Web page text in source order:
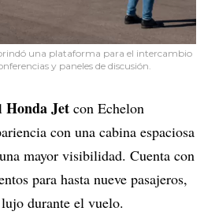
una plataforma para el intercambio
y paneles de discusión.
Honda Jet con Echelon
con una cabina espaciosa
mayor visibilidad. Cuenta con
para hasta nueve pasajeros,
durante el vuelo.